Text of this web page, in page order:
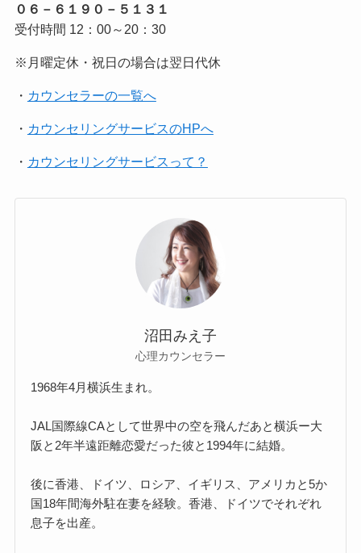
０６－６１９０－５１３１
受付時間 12：00～20：30
※月曜定休・祝日の場合は翌日代休
・ カウンセラーの一覧へ
・ カウンセリングサービスのHPへ
・ カウンセリングサービスって？
沼田みえ子
心理カウンセラー
1968年4月横浜生まれ。
JAL国際線CAとして世界中の空を飛んだあと横浜ー大
阪と2年半遠距離恋愛だった彼と1994年に結婚。
後に香港、ドイツ、ロシア、イギリス、アメリカと5か
国18年間海外駐在妻を経験。香港、ドイツでそれぞれ
息子を出産。